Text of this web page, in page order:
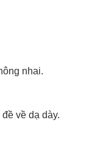
nhai.
về dạ dày.